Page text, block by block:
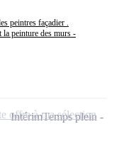
peintres façadier .
peinture des murs -
IntérimTemps plein
offre à ma sélection